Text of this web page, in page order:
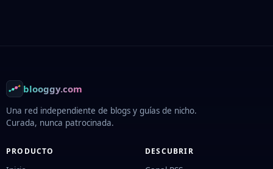
Footerblooggy.com
Una red independiente de blogs y guías de nicho.
Curada, nunca patrocinada.
PRODUCTO DESCUBRIR